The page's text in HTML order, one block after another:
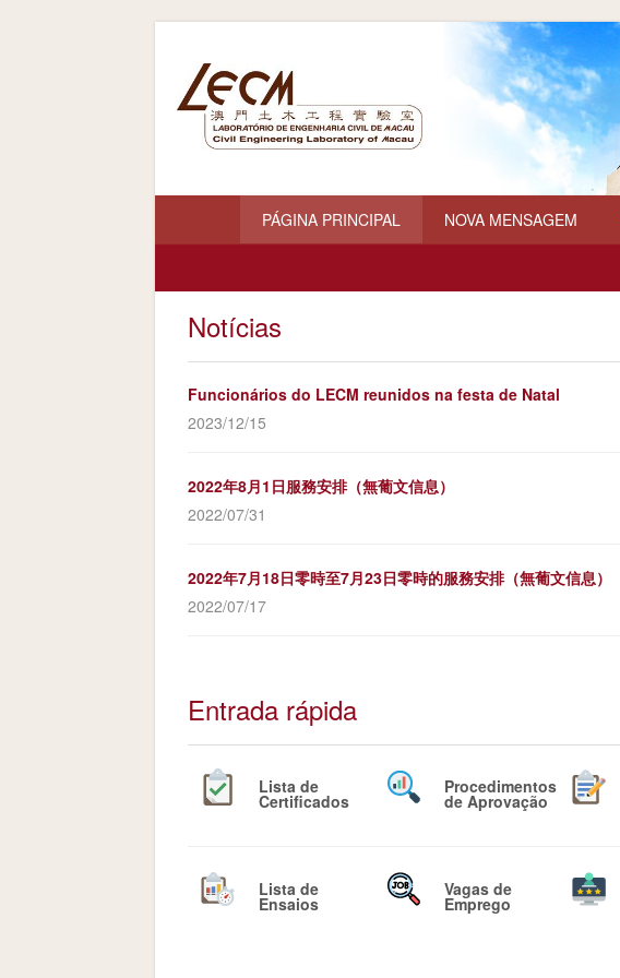
PÁGINA PRINCIPAL NOVA MENSAGEM
Notícias
Funcionários do LECM reunidos na festa de Natal
2023/12/15
2022年8月1日服務安排（無葡文信息）
2022/07/31
2022年7月18日零時至7月23日零時的服務安排（無葡文信息）
2022/07/17
Entrada rápida
Lista de
Certificados
Procedimentos
de Aprovação
Lista de
Ensaios
Vagas de
Emprego